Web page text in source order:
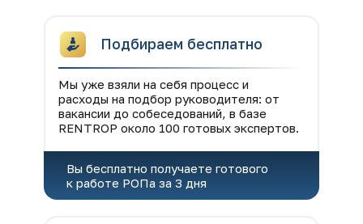
Подбираем бесплатно
Мы уже взяли на себя процесс и
расходы на подбор руководителя: от
вакансии до собеседований, в базе
RENTROP около 100 готовых экспертов.
Вы бесплатно получаете готового
к работе РОПа за 3 дня